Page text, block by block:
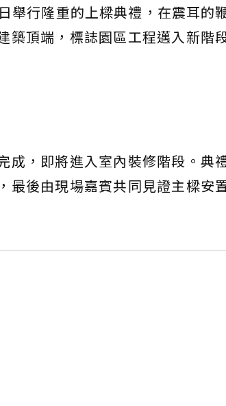
舉行隆重的上樑典禮，在震耳的
築頂端，標誌園區工程邁入新階
成，即將進入室內裝修階段。典
最後由現場嘉賓共同見證主樑安